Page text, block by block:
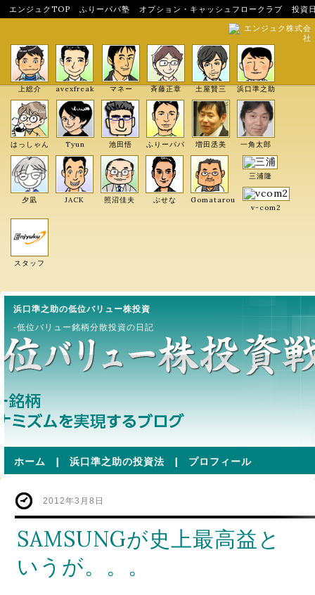
エンジュクTOP ふりーパパ塾 オプション・キャッシュフロークラブ
投資
エンジュク株式会
社
上総介 avexfreak マネー 斉藤正章 土屋賢三 浜口準之助
はっしゃん Tyun 池田悟 ふりーパパ 増田丞美 一角太郎
夕凪 JACK 照沼佳夫 ぶせな Gomatarou
三浦隆
v-com2
スタッフ
浜口準之助の低位バリュー株投資
-低位バリュー銘柄分散投資の日記
ホーム | 浜口準之助の投資法 | プロフィール
2012年3月8日
SAMSUNGが史上最高益と
いうが。。。